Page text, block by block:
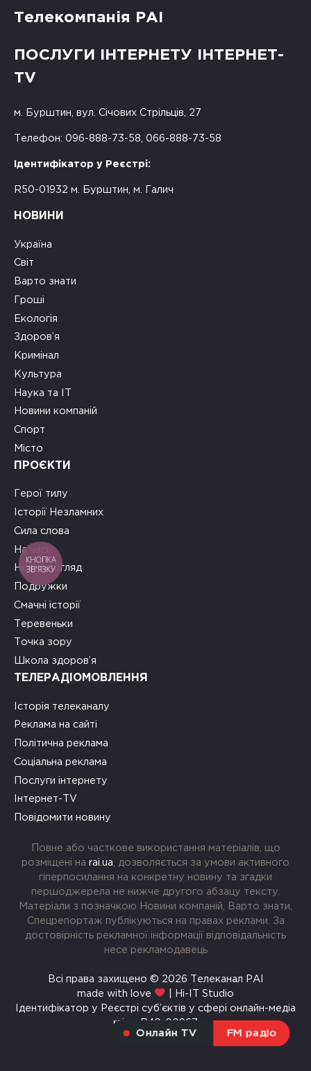
Онлайн TV FM радіо
Телекомпанія РАІ
ПОСЛУГИ ІНТЕРНЕТУ ІНТЕРНЕТ-
TV
м. Бурштин, вул. Січових Стрільців, 27
Телефон: 096-888-73-58, 066-888-73-58
Ідентифікатор у Реєстрі:
R50-01932 м. Бурштин, м. Галич
НОВИНИ
Україна
Світ
Варто знати
Гроші
Екологія
Здоров’я
Кримінал
Культура
Наука та ІТ
Новини компаній
Спорт
Місто
ПРОЄКТИ
Герої тилу
Історії Незламних
Сила слова
На часі
Новий погляд
Подружки
Смачні історії
Теревеньки
Точка зору
Школа здоров’я
ТЕЛЕРАДІОМОВЛЕННЯ
Історія телеканалу
Реклама на сайті
Політична реклама
Соціальна реклама
Послуги інтернету
Інтернет-TV
Повідомити новину
Повне або часткове використання матеріалів, що
розміщені на rai.ua , дозволяється за умови активного
гіперпосилання на конкретну новину та згадки
першоджерела не нижче другого абзацу тексту.
Матеріали з позначкою Новини компаній, Варто знати,
Спецрепортаж публікуються на правах реклами. За
достовірність рекламної інформації відповідальність
несе рекламодавець
Всі права захищено © 2026 Телеканал РАІ
made with love
| Hi-IT Studio
Ідентифікатор у Реєстрі суб’єктів у сфері онлайн-медіа
rai.ua R40-00967
КНОПКА
ЗВ'ЯЗКУ